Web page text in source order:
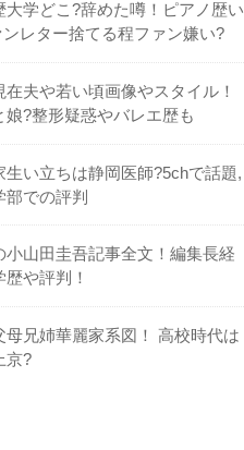
大学どこ?辞めた噂！ピアノ歴い
レター捨てる程ファン嫌い?
在夫や若い頃画像やスタイル！
娘?整形疑惑やバレエ歴も
生い立ちは静岡医師?5chで話題,
での評判
小山田圭吾記事全文！編集長経
や評判！
母兄姉華麗家系図！ 高校時代は
京?